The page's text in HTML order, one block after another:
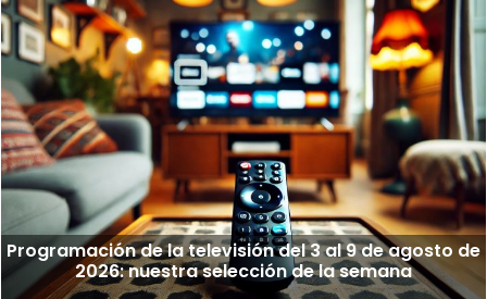
Programación de la televisión del 3 al 9 de agosto de
2026: nuestra selección de la semana